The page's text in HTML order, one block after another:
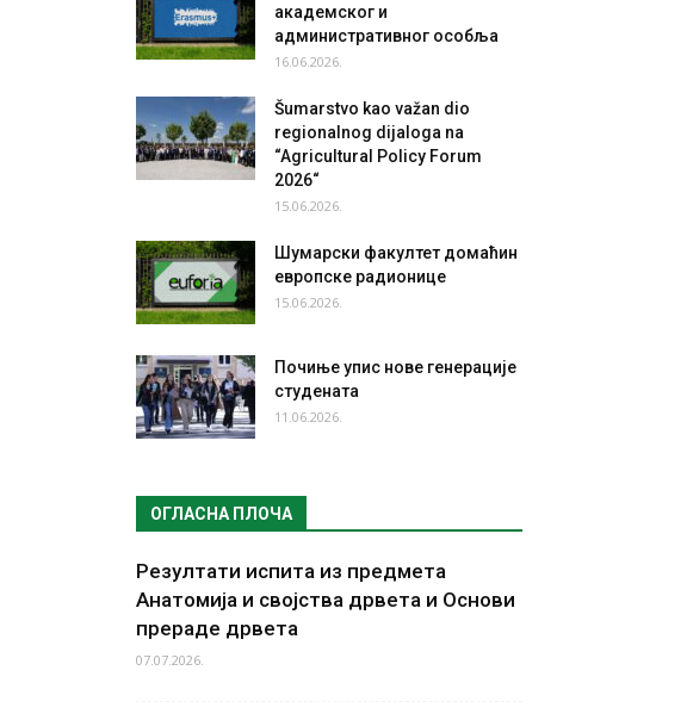
академског и
административног особља
16.06.2026.
Šumarstvo kao važan dio
regionalnog dijaloga na
“Agricultural Policy Forum
2026“
15.06.2026.
Шумарски факултет домаћин
европске радионице
15.06.2026.
Почиње упис нове генерације
студената
11.06.2026.
ОГЛАСНА ПЛОЧА
Резултати испита из предмета
Анатомија и својства дрвета и Основи
прераде дрвета
07.07.2026.